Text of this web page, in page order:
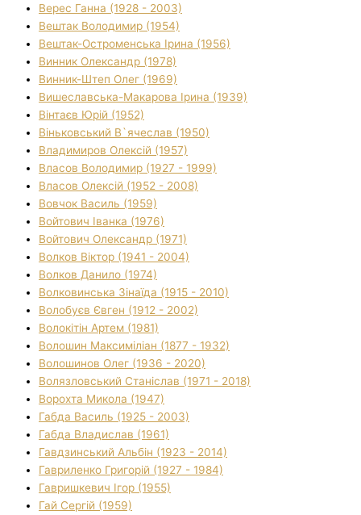
Верес Ганна (1928 - 2003)
Вештак Володимир (1954)
Вештак-Остроменська Ірина (1956)
Винник Олександр (1978)
Винник-Штеп Олег (1969)
Вишеславська-Макарова Ірина (1939)
Вінтаєв Юрій (1952)
Віньковський В`ячеслав (1950)
Владимиров Олексій (1957)
Власов Володимир (1927 - 1999)
Власов Олексій (1952 - 2008)
Вовчок Василь (1959)
Войтович Іванка (1976)
Войтович Олександр (1971)
Волков Віктор (1941 - 2004)
Волков Данило (1974)
Волковинська Зінаїда (1915 - 2010)
Волобуєв Євген (1912 - 2002)
Волокітін Артем (1981)
Волошин Максиміліан (1877 - 1932)
Волошинов Олег (1936 - 2020)
Волязловський Станіслав (1971 - 2018)
Ворохта Микола (1947)
Габда Василь (1925 - 2003)
Габда Владислав (1961)
Гавдзинський Альбін (1923 - 2014)
Гавриленко Григорій (1927 - 1984)
Гавришкевич Ігор (1955)
Гай Сергій (1959)